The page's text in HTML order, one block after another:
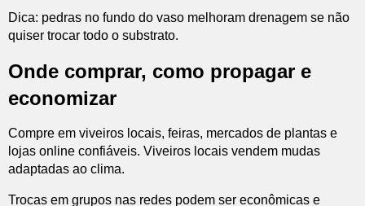
Dica: pedras no fundo do vaso melhoram drenagem se não
quiser trocar todo o substrato.
Onde comprar, como propagar e
economizar
Compre em viveiros locais, feiras, mercados de plantas e
lojas online confiáveis. Viveiros locais vendem mudas
adaptadas ao clima.
Trocas em grupos nas redes podem ser econômicas e